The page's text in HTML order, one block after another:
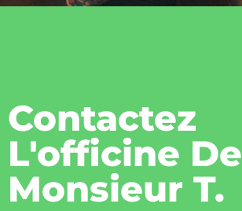
Contactez
L'officine De
Monsieur T.